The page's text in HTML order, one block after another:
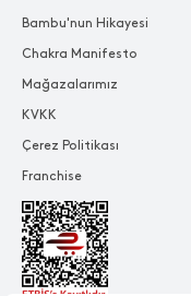
Bambu'nun Hikayesi
Chakra Manifesto
Mağazalarımız
KVKK
Çerez Politikası
Franchise